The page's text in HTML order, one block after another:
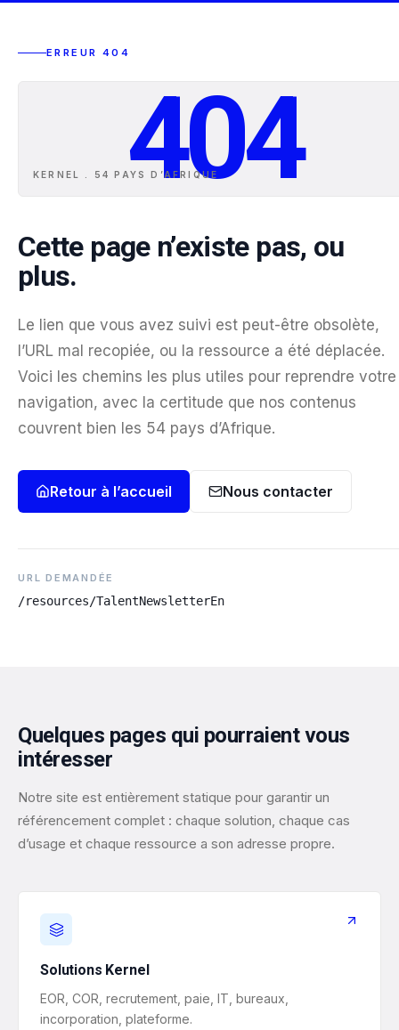
ERREUR 404
Cette page n’existe pas, ou
plus.
Le lien que vous avez suivi est peut-être obsolète,
l’URL mal recopiée, ou la ressource a été déplacée.
Voici les chemins les plus utiles pour reprendre votre
navigation, avec la certitude que nos contenus
couvrent bien les 54 pays d’Afrique.
Retour à l’accueil Nous contacter
URL DEMANDÉE
/resources/TalentNewsletterEn
404
KERNEL . 54 PAYS D ’AFRIQUE
Quelques pages qui pourraient vous
intéresser
Notre site est entièrement statique pour garantir un
référencement complet : chaque solution, chaque cas
d’usage et chaque ressource a son adresse propre.
Solutions Kernel
EOR, COR, recrutement, paie, IT, bureaux,
incorporation, plateforme.